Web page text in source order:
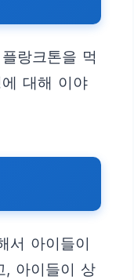
랑크톤을 먹
대해 이야
서 아이들이
, 아이들이 상